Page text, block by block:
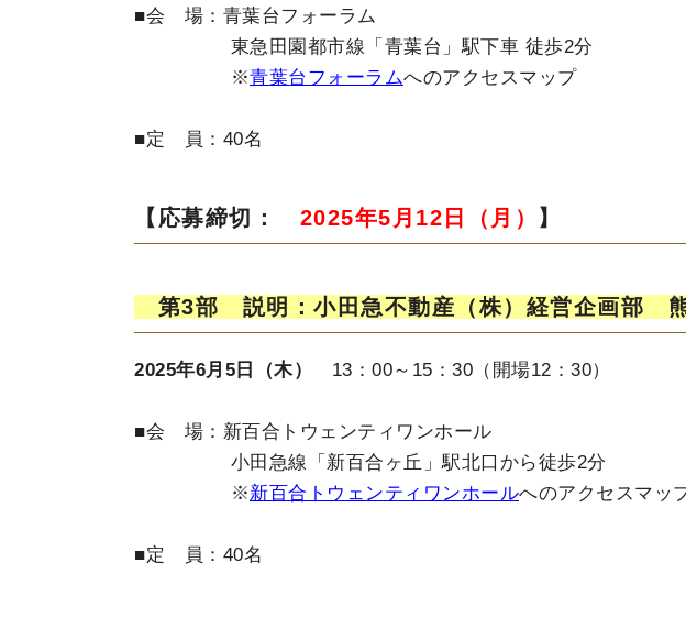
■会 場：青葉台フォーラム
東急田園都市線「青葉台」駅下車 徒歩2分
※青葉台フォーラムへのアクセスマップ
■定 員：40名
【応募締切： 2025年5月12日（月） 】
第3部 説明：小田急不動産（株）経営企画部
2025年6月5日（木） 13：00～15：30（開場12：30）
■会 場：新百合トウェンティワンホール
小田急線「新百合ヶ丘」駅北口から徒歩2分
※新百合トウェンティワンホールへのアクセスマッ
■定 員：40名